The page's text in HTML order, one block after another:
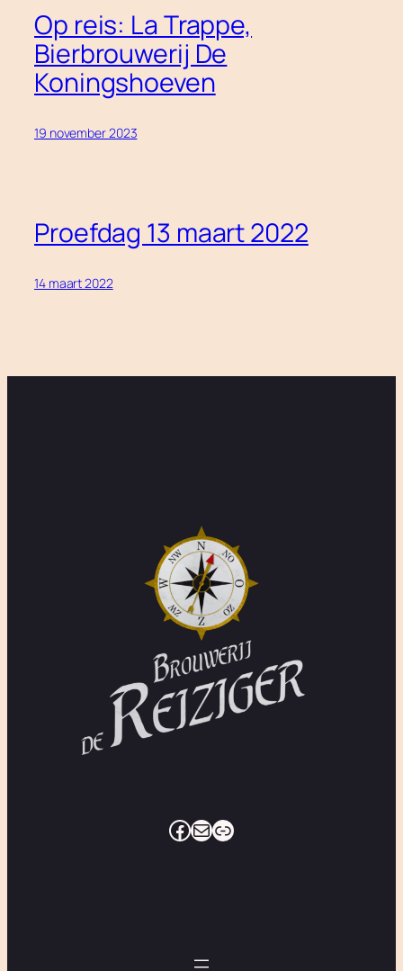
Op reis: La Trappe,
Bierbrouwerij De
Koningshoeven
19 november 2023
Proefdag 13 maart 2022
14 maart 2022
Facebook
E-mail
Link